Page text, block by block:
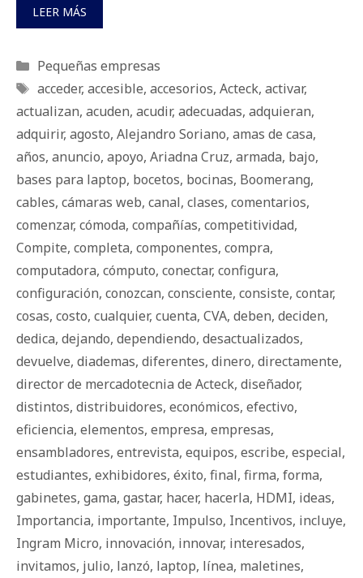
LEER MÁS
Categorías
Pequeñas empresas
Etiquetas
acceder, accesible, accesorios, Acteck, activar,
actualizan, acuden, acudir, adecuadas, adquieran,
adquirir, agosto, Alejandro Soriano, amas de casa,
años, anuncio, apoyo, Ariadna Cruz, armada, bajo,
bases para laptop, bocetos, bocinas, Boomerang,
cables, cámaras web, canal, clases, comentarios,
comenzar, cómoda, compañías, competitividad,
Compite, completa, componentes, compra,
computadora, cómputo, conectar, configura,
configuración, conozcan, consciente, consiste, contar,
cosas, costo, cualquier, cuenta, CVA, deben, deciden,
dedica, dejando, dependiendo, desactualizados,
devuelve, diademas, diferentes, dinero, directamente,
director de mercadotecnia de Acteck, diseñador,
distintos, distribuidores, económicos, efectivo,
eficiencia, elementos, empresa, empresas,
ensambladores, entrevista, equipos, escribe, especial,
estudiantes, exhibidores, éxito, final, firma, forma,
gabinetes, gama, gastar, hacer, hacerla, HDMI, ideas,
Importancia, importante, Impulso, Incentivos, incluye,
Ingram Micro, innovación, innovar, interesados,
invitamos, julio, lanzó, laptop, línea, maletines,